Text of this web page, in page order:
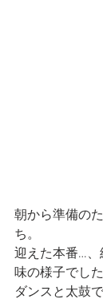
朝から準備の
ち。
迎えた本番…
味の様子でし
ダンスと太鼓